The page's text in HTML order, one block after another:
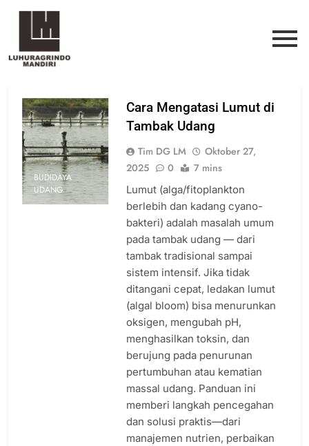
BUDIDAYA
UDANG
Cara Mengatasi Lumut di
Tambak Udang
Tim DG LM
Oktober 27,
2025
0 7 mins
Lumut (alga/fitoplankton
berlebih dan kadang cyano-
bakteri) adalah masalah umum
pada tambak udang — dari
tambak tradisional sampai
sistem intensif. Jika tidak
ditangani cepat, ledakan lumut
(algal bloom) bisa menurunkan
oksigen, mengubah pH,
menghasilkan toksin, dan
berujung pada penurunan
pertumbuhan atau kematian
massal udang. Panduan ini
memberi langkah pencegahan
dan solusi praktis—dari
manajemen nutrien, perbaikan